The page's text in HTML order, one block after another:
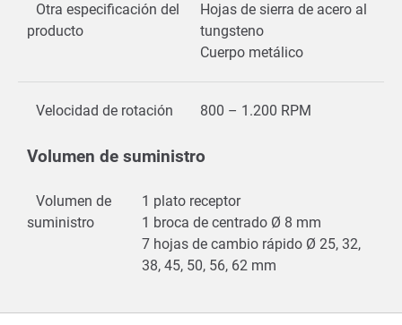
Otra especificación del
producto
Hojas de sierra de acero al
tungsteno
Cuerpo metálico
Velocidad de rotación 800 – 1.200 RPM
Volumen de suministro
Volumen de
suministro
1 plato receptor
1 broca de centrado Ø 8 mm
7 hojas de cambio rápido Ø 25, 32,
38, 45, 50, 56, 62 mm